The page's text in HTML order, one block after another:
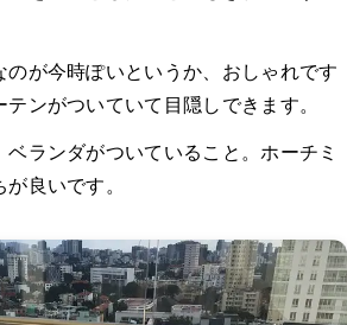
が今時ぽいというか、おしゃれです
ンがついていて目隠しできます。
ランダがついていること。ホーチミ
良いです。